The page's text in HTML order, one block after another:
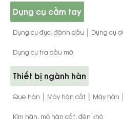
Dụng cụ cầm tay
Dụng cụ đục, đánh dấu | Dụng cụ
Dụng cụ tra dầu mỡ
Thiết bị ngành hàn
Que hàn | Máy hàn cắt | Máy hàn |
Kìm hàn, mỏ hàn cắt, đèn khò